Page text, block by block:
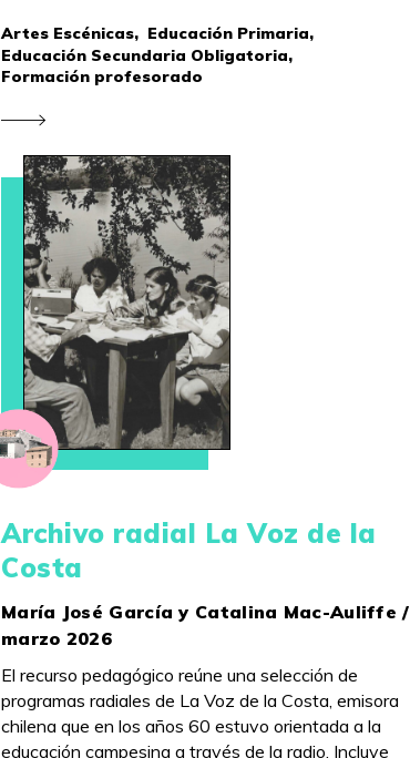
Artes Escénicas, Educación Primaria,
Educación Secundaria Obligatoria,
Formación profesorado
Archivo radial La Voz de la
Costa
María José García y Catalina Mac-Auliffe /
marzo 2026
El recurso pedagógico reúne una selección de
programas radiales de La Voz de la Costa, emisora
chilena que en los años 60 estuvo orientada a la
educación campesina a través de la radio. Incluye